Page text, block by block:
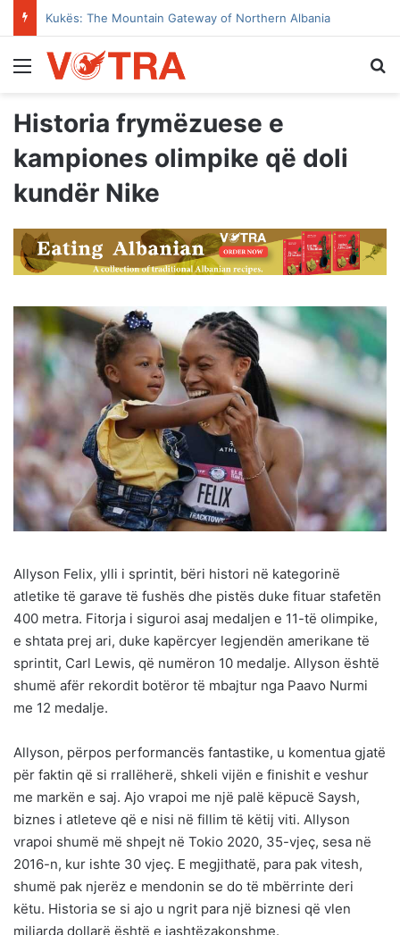
Kukës: The Mountain Gateway of Northern Albania
Menu
Historia frymëzuese e
kampiones olimpike që doli
kundër Nike
Allyson Felix, ylli i sprintit, bëri histori në kategorinë
atletike të garave të fushës dhe pistës duke fituar stafetën
400 metra. Fitorja i siguroi asaj medaljen e 11-të olimpike,
e shtata prej ari, duke kapërcyer legjendën amerikane të
sprintit, Carl Lewis, që numëron 10 medalje. Allyson është
shumë afër rekordit botëror të mbajtur nga Paavo Nurmi
me 12 medalje.
Allyson, përpos performancës fantastike, u komentua gjatë
për faktin që si rrallëherë, shkeli vijën e finishit e veshur
me markën e saj. Ajo vrapoi me një palë këpucë Saysh,
biznes i atleteve që e nisi në fillim të këtij viti. Allyson
vrapoi shumë më shpejt në Tokio 2020, 35-vjeç, sesa në
2016-n, kur ishte 30 vjeç. E megjithatë, para pak vitesh,
shumë pak njerëz e mendonin se do të mbërrinte deri
këtu. Historia se si ajo u ngrit para një biznesi që vlen
miliarda dollarë është e jashtëzakonshme.